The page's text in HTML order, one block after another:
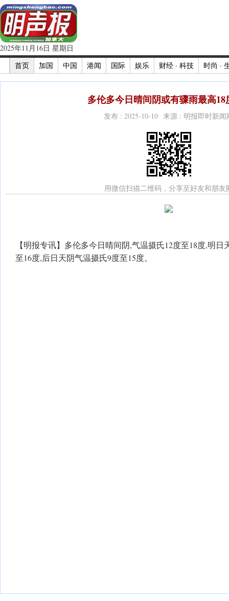
2025年11月16日 星期日
首页
加国 中国 港闻 国际 娱乐 财经 · 科技 时尚 ·
多伦多今日晴间阴或有骤雨最高18
发布 : 2025-10-10 来源 : 明报即时新闻
用微信扫描二维码，分享至好友和朋友
【明报专讯】多伦多今日晴间阴,气温摄氏12度至18度,明
至16度,后日天阴气温摄氏9度至15度。